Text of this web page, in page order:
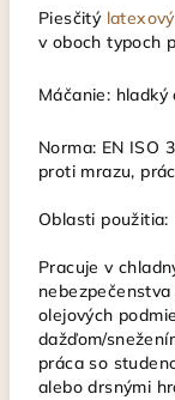
Piesčitý latexový
v oboch typoch
Máčanie:
Norma: EN ISO
proti mrazu,
Oblasti použitia:
Pracuje v
olejových
dažďom/
práca so
alebo drsnými